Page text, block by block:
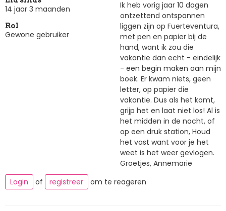
14 jaar 3 maanden
Rol
Gewone gebruiker
Ik heb vorig jaar 10 dagen
ontzettend ontspannen
liggen zijn op Fuerteventura,
met pen en papier bij de
hand, want ik zou die
vakantie dan echt - eindelijk
- een begin maken aan mijn
boek. Er kwam niets, geen
letter, op papier die
vakantie. Dus als het komt,
grijp het en laat niet los! Al is
het midden in de nacht, of
op een druk station, Houd
het vast want voor je het
weet is het weer gevlogen.
Groetjes, Annemarie
Login
of registreer om te reageren